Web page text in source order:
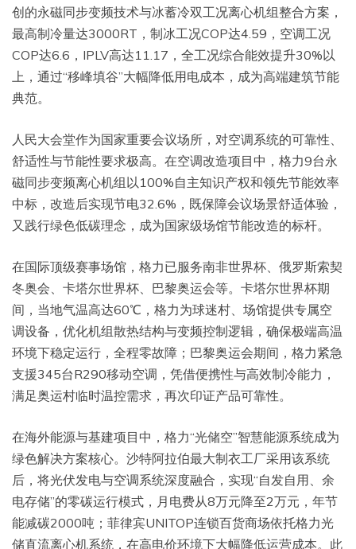
创的永磁同步变频技术与冰蓄冷双工况离心机组整合方案，
最高制冷量达3000RT，制冰工况COP达4.59，空调工况
COP达6.6，IPLV高达11.17，全工况综合能效提升30%以
上，通过“移峰填谷”大幅降低用电成本，成为高端建筑节能
典范。
人民大会堂作为国家重要会议场所，对空调系统的可靠性、
舒适性与节能性要求极高。在空调改造项目中，格力9台永
磁同步变频离心机组以100%自主知识产权和领先节能效率
中标，改造后实现节电32.6%，既保障会议场景舒适体验，
又践行绿色低碳理念，成为国家级场馆节能改造的标杆。
在国际顶级赛事场馆，格力已服务南非世界杯、俄罗斯索契
冬奥会、卡塔尔世界杯、巴黎奥运会等。卡塔尔世界杯期
间，当地气温高达60℃，格力为球迷村、场馆提供专属空
调设备，优化机组散热结构与变频控制逻辑，确保极端高温
环境下稳定运行，全程零故障；巴黎奥运会期间，格力紧急
支援345台R290移动空调，凭借便携性与高效制冷能力，
满足奥运村临时温控需求，再次印证产品可靠性。
在海外能源与基建项目中，格力“光储空”智慧能源系统成为
绿色解决方案核心。沙特阿拉伯最大制衣工厂采用该系统
后，将光伏发电与空调系统深度融合，实现“自发自用、余
电存储”的零碳运行模式，月电费从8万元降至2万元，年节
能减碳2000吨；菲律宾UNITOP连锁百货商场依托格力光
储直流离心机系统，在高电价环境下大幅降低运营成本。此